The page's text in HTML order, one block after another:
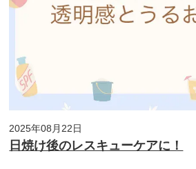
2025年08月22日
日焼け後のレスキューケアに！